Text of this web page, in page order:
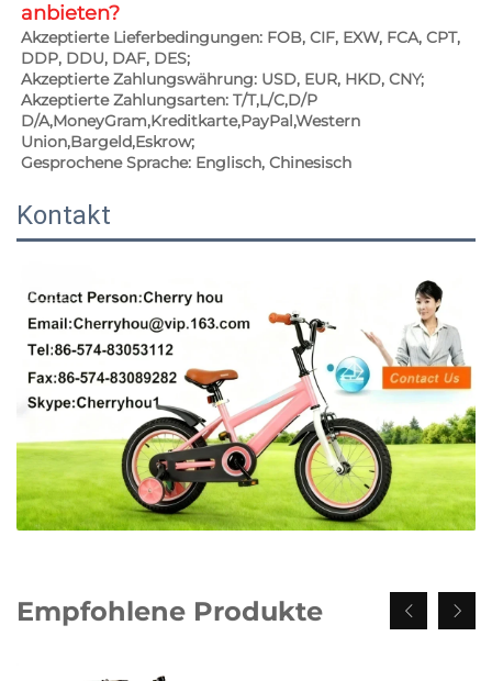
anbieten?
Akzeptierte Lieferbedingungen: FOB, CIF, EXW, FCA, CPT,
DDP, DDU, DAF, DES;
Akzeptierte Zahlungswährung: USD, EUR, HKD, CNY;
Akzeptierte Zahlungsarten: T/T,L/C,D/P
D/A,MoneyGram,Kreditkarte,PayPal,Western
Union,Bargeld,Eskrow;
Gesprochene Sprache: Englisch, Chinesisch
Kontakt
Empfohlene Produkte